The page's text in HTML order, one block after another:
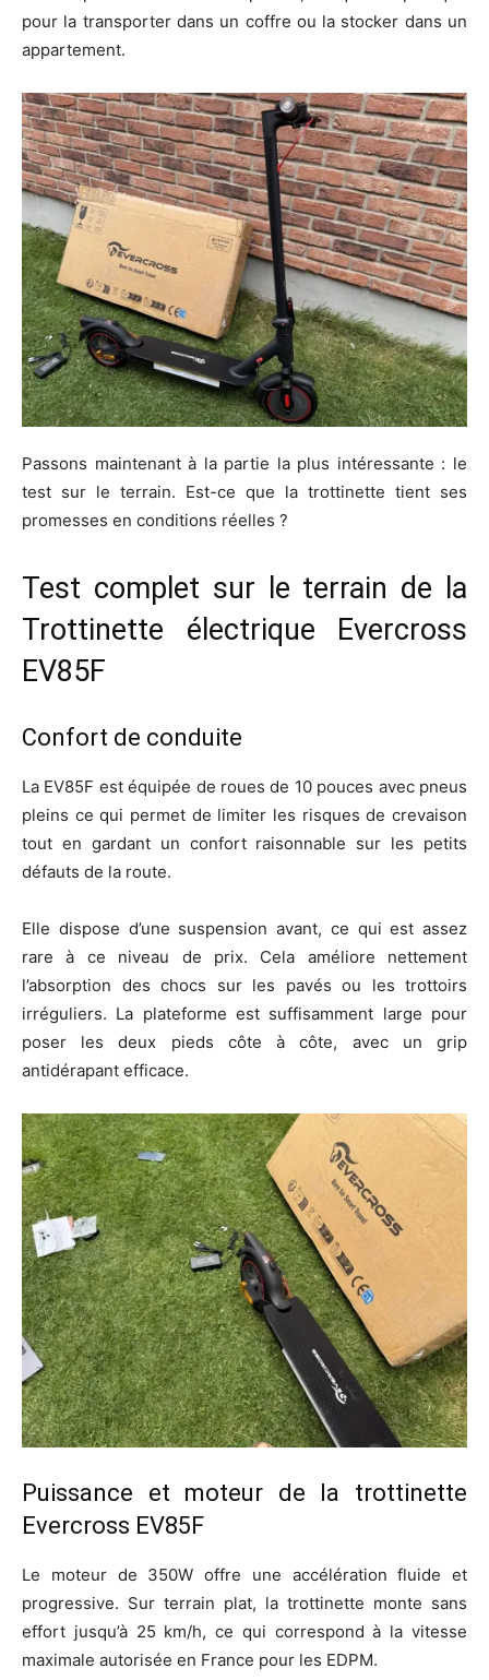
pour la transporter dans un coffre ou la stocker dans un
appartement.
Passons maintenant à la partie la plus intéressante : le
test sur le terrain. Est-ce que la trottinette tient ses
promesses en conditions réelles ?
Test complet sur le terrain de la
Trottinette électrique Evercross
EV85F
Confort de conduite
La EV85F est équipée de roues de 10 pouces avec pneus
pleins ce qui permet de limiter les risques de crevaison
tout en gardant un confort raisonnable sur les petits
défauts de la route.
Elle dispose d’une suspension avant, ce qui est assez
rare à ce niveau de prix. Cela améliore nettement
l’absorption des chocs sur les pavés ou les trottoirs
irréguliers. La plateforme est suffisamment large pour
poser les deux pieds côte à côte, avec un grip
antidérapant efficace.
Puissance et moteur de la trottinette
Evercross EV85F
Le moteur de 350W offre une accélération fluide et
progressive. Sur terrain plat, la trottinette monte sans
effort jusqu’à 25 km/h, ce qui correspond à la vitesse
maximale autorisée en France pour les EDPM.